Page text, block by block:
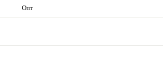
Опт